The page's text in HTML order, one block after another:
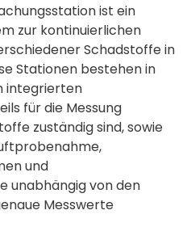
ist ein
zur kontinuierlichen
Schadstoffe in
Stationen bestehen in
integrierten
für die Messung
zuständig sind, sowie
und
unabhängig von den
Messwerte